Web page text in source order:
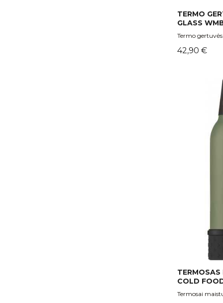
TERMO
GLASS
Termo gertuvės
Kaina
42,90 €
COLD
Termosai